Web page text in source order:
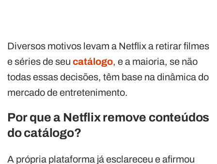
Diversos motivos levam a Netflix a retirar filmes
e séries de seu catálogo, e a maioria, se não
todas essas decisões, têm base na dinâmica do
mercado de entretenimento.
Por que a Netflix remove conteúdos
do catálogo?
A própria plataforma já esclareceu e afirmou